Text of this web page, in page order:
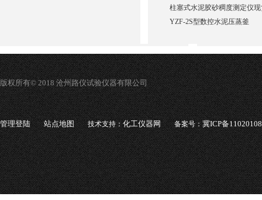
柱塞式水泥胶砂稠度测定仪
YZF-2S型数控水泥压蒸釜
版权所有© 2018 沧州路仪试验仪器有限公司
管理登陆 站点地图 技术支持：化工仪器网 备案号：冀ICP备